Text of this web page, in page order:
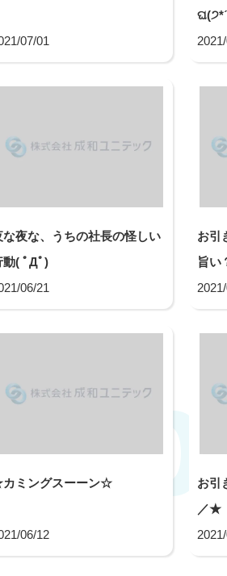
07/01
な夜な、うちの社長の怪しい
動( ﾟДﾟ)
06/21
お引
旨い
ミングスーーン☆
06/12
お引
／★